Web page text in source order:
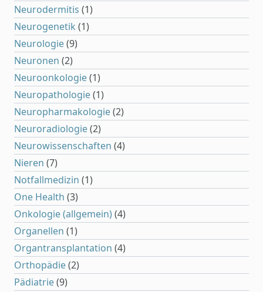
Neurodermitis (1)
Neurogenetik (1)
Neurologie(9)
Neuronen (2)
Neuroonkologie(1)
Neuropathologie(1)
Neuropharmakologie(2)
Neuroradiologie(2)
Neurowissenschaften (4)
Nieren (7)
Notfallmedizin (1)
One Health (3)
Onkologie (allgemein)(4)
Organellen (1)
Organtransplantation (4)
Orthopädie(2)
Pädiatrie(9)